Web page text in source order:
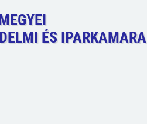
ÉS IPARKAMARA